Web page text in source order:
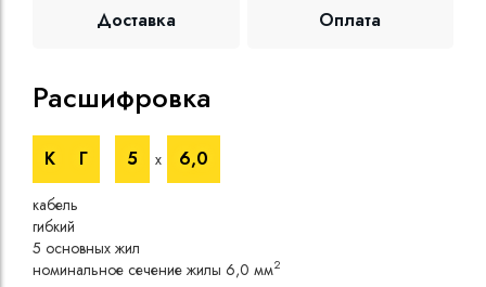
Доставка Оплата
Расшифровка
К Г 5 х 6,0
кабель
гибкий
5 основных жил
номинальное сечение жилы 6,0 мм2